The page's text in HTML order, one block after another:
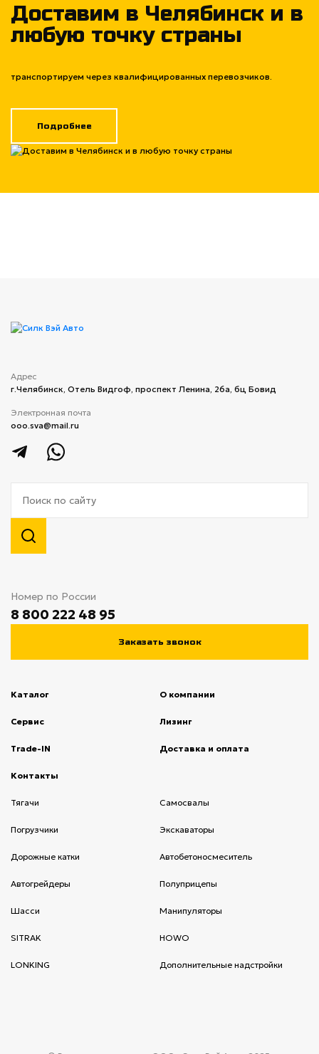
Доставим в Челябинск и в
любую точку страны
транспортируем через квалифицированных перевозчиков.
Подробнее
Адрес
г.Челябинск, ​Отель Видгоф, проспект Ленина, 26а, бц Бовид
Электронная почта
ooo.sva@mail.ru
Номер по России
8 800 222 48 95
Заказать звонок
Каталог О компании
Сервис Лизинг(current)
Trade-IN Доставка и оплата
Контакты
Тягачи Cамосвалы
Погрузчики Экскаваторы
Дорожные катки Автобетоносмеситель
Автогрейдеры Полуприцепы
Шасси Манипуляторы
SITRAK HOWO
LONKING Дополнительные надстройки